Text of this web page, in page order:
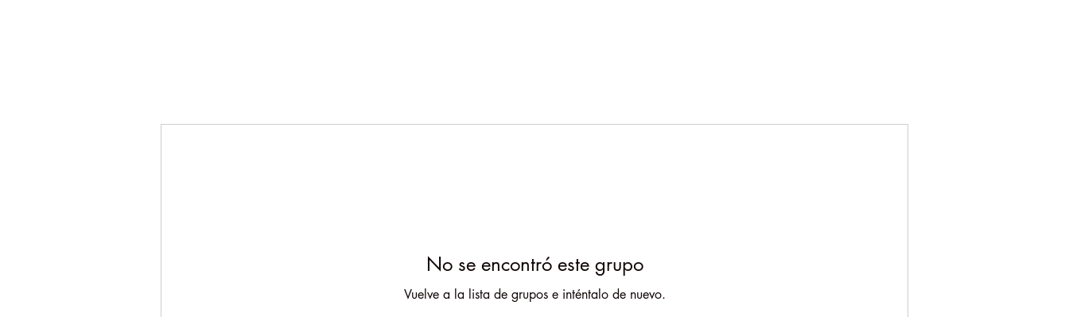
No se encontró este grupo
Vuelve a la lista de grupos e inténtalo de nuevo.